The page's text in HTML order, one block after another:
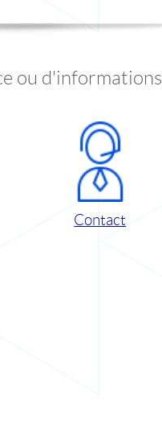
ou d'informations
Contact